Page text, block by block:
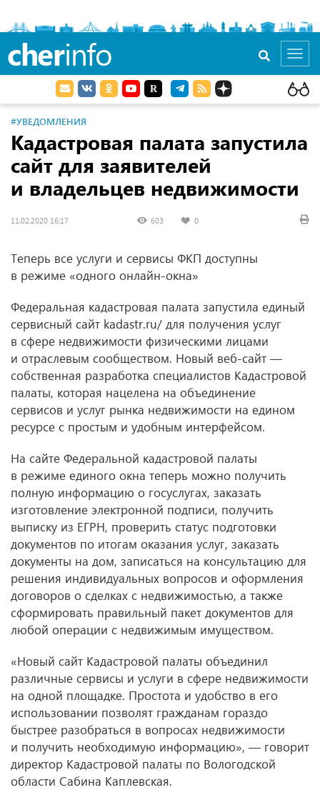
cherinfo
#УВЕДОМЛЕНИЯ
Кадастровая палата запустила
сайт для заявителей
и владельцев недвижимости
11.02.2020 16:17 603 0
Теперь все услуги и сервисы ФКП доступны
в режиме «одного онлайн-окна»
Федеральная кадастровая палата запустила единый
сервисный сайт kadastr.ru/ для получения услуг
в сфере недвижимости физическими лицами
и отраслевым сообществом. Новый веб-сайт —
собственная разработка специалистов Кадастровой
палаты, которая нацелена на объединение
сервисов и услуг рынка недвижимости на едином
ресурсе с простым и удобным интерфейсом.
На сайте Федеральной кадастровой палаты
в режиме единого окна теперь можно получить
полную информацию о госуслугах, заказать
изготовление электронной подписи, получить
выписку из ЕГРН, проверить статус подготовки
документов по итогам оказания услуг, заказать
документы на дом, записаться на консультацию для
решения индивидуальных вопросов и оформления
договоров о сделках с недвижимостью, а также
сформировать правильный пакет документов для
любой операции с недвижимым имуществом.
«Новый сайт Кадастровой палаты объединил
различные сервисы и услуги в сфере недвижимости
на одной площадке. Простота и удобство в его
использовании позволят гражданам гораздо
быстрее разобраться в вопросах недвижимости
и получить необходимую информацию», — говорит
директор Кадастровой палаты по Вологодской
области Сабина Каплевская.